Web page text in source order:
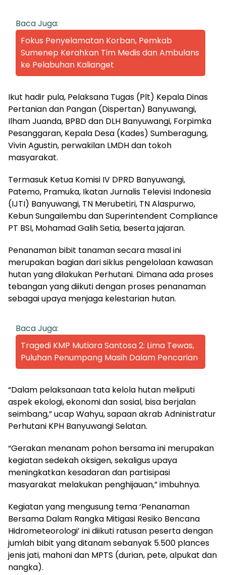
Baca Juga:
Fokus Penyelamatan Korban, Pemkab
Sumenep Kerahkan Tim Medis dan Ambulans
ke Pelabuhan Kalianget
Ikut hadir pula, Pelaksana Tugas (Plt) Kepala Dinas
Pertanian dan Pangan (Dispertan) Banyuwangi,
Ilham Juanda, BPBD dan DLH Banyuwangi, Forpimka
Pesanggaran, Kepala Desa (Kades) Sumberagung,
Vivin Agustin, perwakilan LMDH dan tokoh
masyarakat.
Termasuk Ketua Komisi IV DPRD Banyuwangi,
Patemo, Pramuka, Ikatan Jurnalis Televisi Indonesia
(IJTI) Banyuwangi, TN Merubetiri, TN Alaspurwo,
Kebun Sungailembu dan Superintendent Compliance
PT BSI, Mohamad Galih Setia, beserta jajaran.
Penanaman bibit tanaman secara masal ini
merupakan bagian dari siklus pengelolaan kawasan
hutan yang dilakukan Perhutani. Dimana ada proses
tebangan yang diikuti dengan proses penanaman
sebagai upaya menjaga kelestarian hutan.
Baca Juga:
Tragedi KMP Mutiara Santosa 2: Lima Tewas,
Puluhan Penumpang Masih Dalam Pencarian
“Dalam pelaksanaan tata kelola hutan meliputi
aspek ekologi, ekonomi dan sosial, bisa berjalan
seimbang,” ucap Wahyu, sapaan akrab Adninistratur
Perhutani KPH Banyuwangi Selatan.
“Gerakan menanam pohon bersama ini merupakan
kegiatan sedekah oksigen, sekaligus upaya
meningkatkan kesadaran dan partisipasi
masyarakat melakukan penghijauan,” imbuhnya.
Kegiatan yang mengusung tema ‘Penanaman
Bersama Dalam Rangka Mitigasi Resiko Bencana
Hidrometeorologi’ ini diikuti ratusan peserta dengan
jumlah bibit yang ditanam sebanyak 5.500 plances
jenis jati, mahoni dan MPTS (durian, pete, alpukat dan
nangka).